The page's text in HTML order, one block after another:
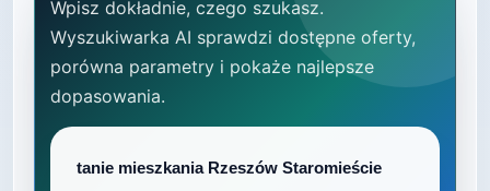
Wpisz dokładnie, czego szukasz.
Wyszukiwarka AI sprawdzi dostępne oferty,
porówna parametry i pokaże najlepsze
dopasowania.